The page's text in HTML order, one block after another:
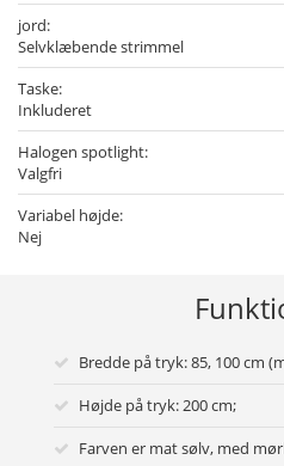
jord:
Selvklæbende strimmel
Taske:
Inkluderet
Halogen spotlight:
Valgfri
Variabel højde:
Nej
Bredde på tryk: 85, 100 cm
Højde på tryk: 200 cm;
Farven er mat sølv, med